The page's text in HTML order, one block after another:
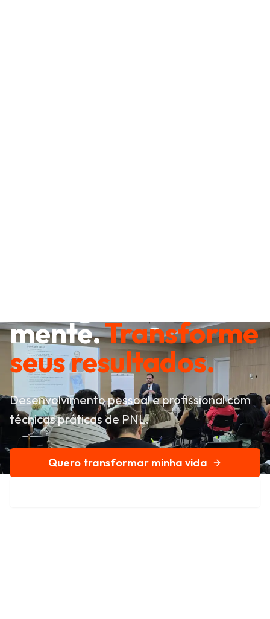
mente.Transforme
seus resultados.
Desenvolvimento pessoal e profissional com
técnicas práticas de PNL.
Quero transformar minha vida